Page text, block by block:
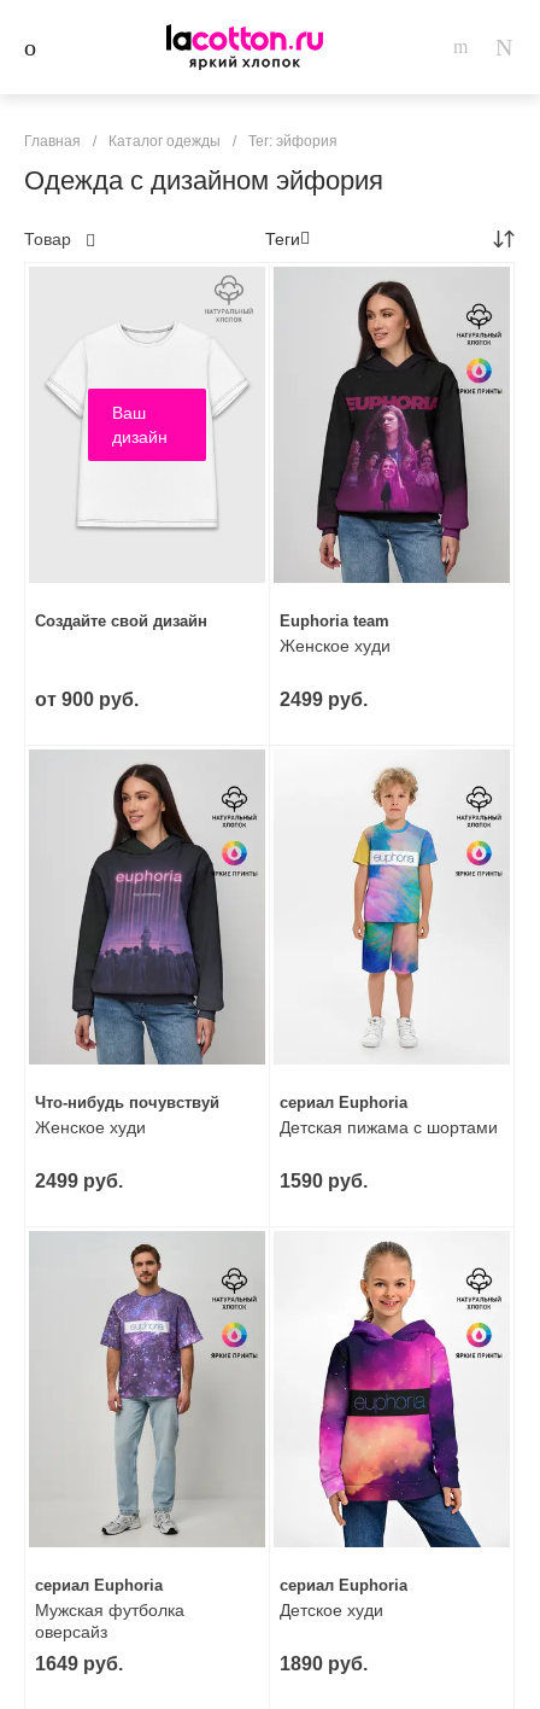
Главная / Каталог одежды / Тег: эйфория
Одежда с дизайном эйфория
Товар Теги
Ваш
дизайн
Создайте свой дизайн
от 900 руб.
Euphoria team
Женское худи
2499 руб.
Что-нибудь почувствуй
Женское худи
2499 руб.
сериал Euphoria
Детская пижама с шортами
1590 руб.
сериал Euphoria
Мужская футболка
оверсайз
1649 руб.
сериал Euphoria
Детское худи
1890 руб.